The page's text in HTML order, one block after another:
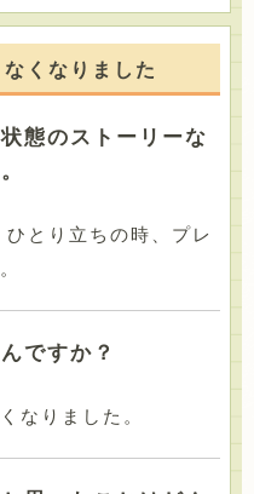
くなりました
態のストーリーな
とり立ちの時、プレ
ですか？
なりました。